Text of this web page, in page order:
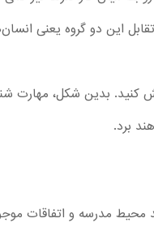
این دو گروه یعنی
کنید. بدین شکل، مهارت
برد.
به‌راحتی می‌توانند محیط مدرسه و